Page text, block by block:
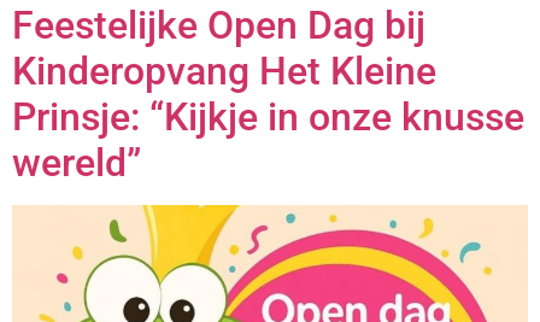
Feestelijke Open Dag bij
Kinderopvang Het Kleine
Prinsje: “Kijkje in onze knusse
wereld”